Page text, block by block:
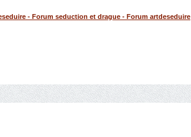
- Forum seduction et drague - Forum artdeseduire